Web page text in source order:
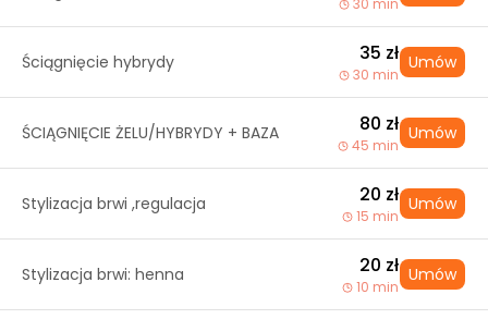
30 min
Ściągnięcie hybrydy 35 zł
30 min
Umów
ŚCIĄGNIĘCIE ŻELU/HYBRYDY + BAZA 80 zł
45 min
Umów
Stylizacja brwi ,regulacja 20 zł
15 min
Umów
Stylizacja brwi: henna 20 zł
10 min
Umów